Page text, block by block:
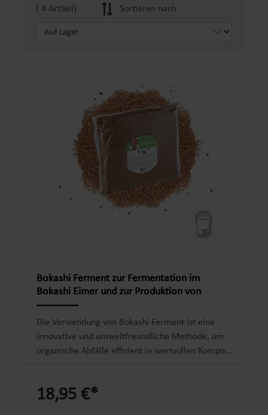
( 4 Artikel) Sortieren nach
Bokashi Ferment zur Fermentation im
Bokashi Eimer und zur Produktion von
Bokashi Kompost
Die Verwendung von Bokashi Ferment ist eine
innovative und umweltfreundliche Methode, um
organische Abfälle effizient in wertvollen Kompost
Mikroorganismen vermischt werden. Diese
18,95 €*